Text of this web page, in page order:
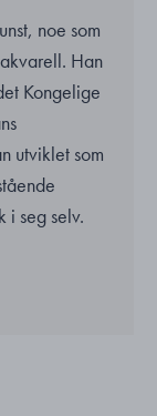
noe som
Han
Kongelige
utviklet som
i seg selv.